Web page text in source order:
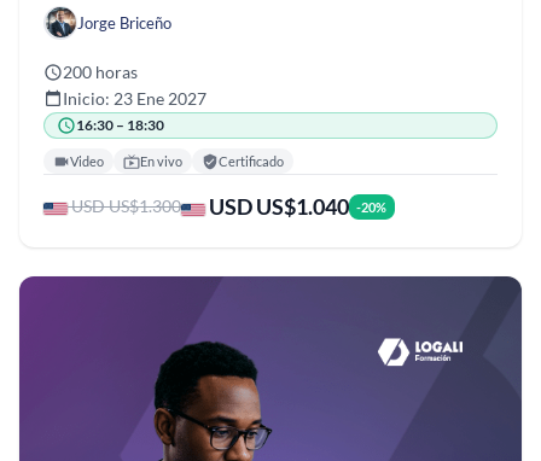
Jorge Briceño
200 horas
Inicio: 23 Ene 2027
16:30 – 18:30
Video En vivo Certificado
USD US$1.300 USD US$1.040 -20%